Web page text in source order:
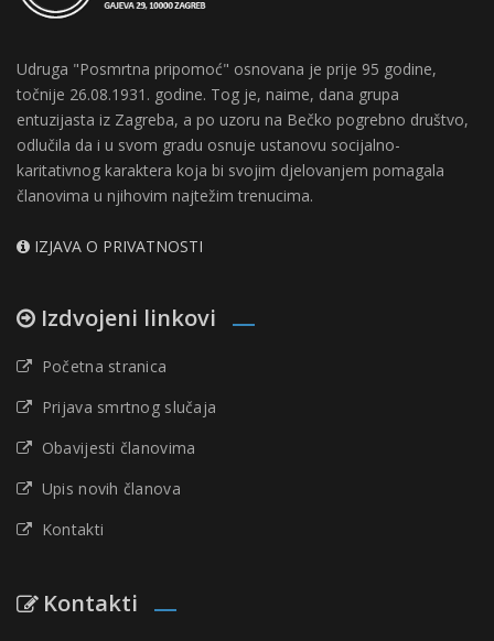
Udruga "Posmrtna pripomoć" osnovana je prije 95 godine,
točnije 26.08.1931. godine. Tog je, naime, dana grupa
entuzijasta iz Zagreba, a po uzoru na Bečko pogrebno društvo,
odlučila da i u svom gradu osnuje ustanovu socijalno-
karitativnog karaktera koja bi svojim djelovanjem pomagala
članovima u njihovim najtežim trenucima.
IZJAVA O PRIVATNOSTI
Izdvojeni linkovi
Početna stranica
Prijava smrtnog slučaja
Obavijesti članovima
Upis novih članova
Kontakti
Kontakti